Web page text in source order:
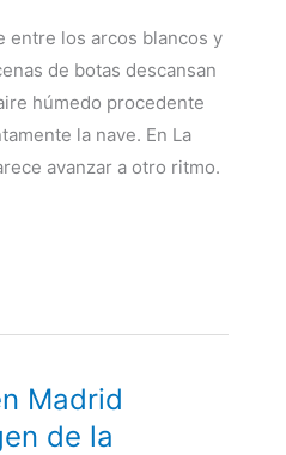
entre los arcos blancos y
de botas descansan
húmedo procedente
la nave. En La
avanzar a otro ritmo.
Madrid
de la